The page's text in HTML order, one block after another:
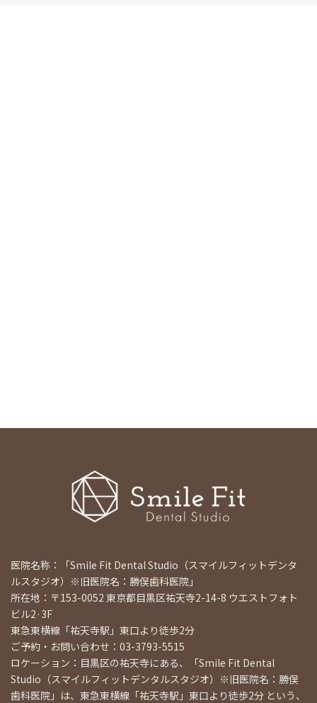
医院名称：「Smile Fit Dental Studio（スマイルフィットデンタ
ルスタジオ）※旧医院名：勝俣歯科医院」
所在地：〒153-0052 東京都目黒区祐天寺2-14-8 ウエストフォト
ビル2·3F
東急東横線「祐天寺駅」東口より徒歩2分
ご予約・お問い合わせ：03-3793-5515
ロケーション：目黒区の祐天寺にある、「Smile Fit Dental
Studio（スマイルフィットデンタルスタジオ）※旧医院名：勝俣
歯科医院」は、東急東横線「祐天寺駅」東口より徒歩2分 という、